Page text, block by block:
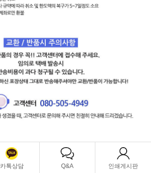
카톡상담 Q&A 인쇄게시판